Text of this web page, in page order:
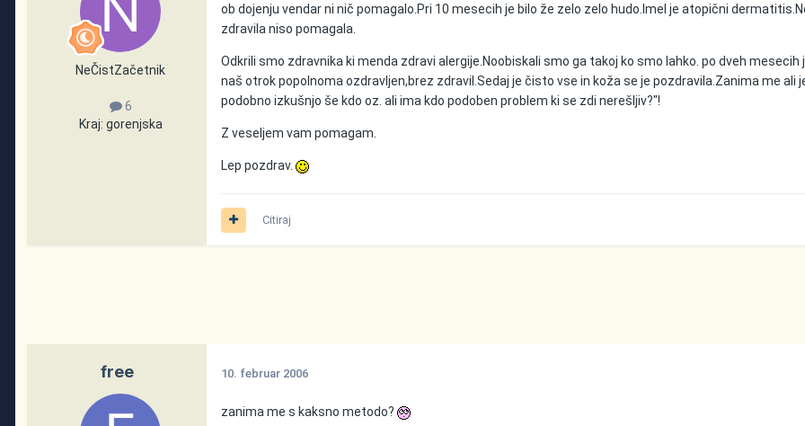
NeČistZačetnik
6
Kraj: gorenjska
ob dojenju vendar ni nič pomagalo.Pri 10 mesecih je bilo že zelo zelo hudo.Imel je atopični
zdravila niso pomagala.
Odkrili smo zdravnika ki menda zdravi alergije.Noobiskali smo ga takoj ko smo lahko. po dveh mesecih
naš otrok popolnoma ozdravljen,brez zdravil.Sedaj je čisto vse in koža se je pozdravila.Zanima me ali
podobno izkušnjo še kdo oz. ali ima kdo podoben problem ki se zdi nerešljiv?"!
Z veseljem vam pomagam.
Lep pozdrav.
Citiraj
free 10. februar 2006
zanima me s kaksno metodo?